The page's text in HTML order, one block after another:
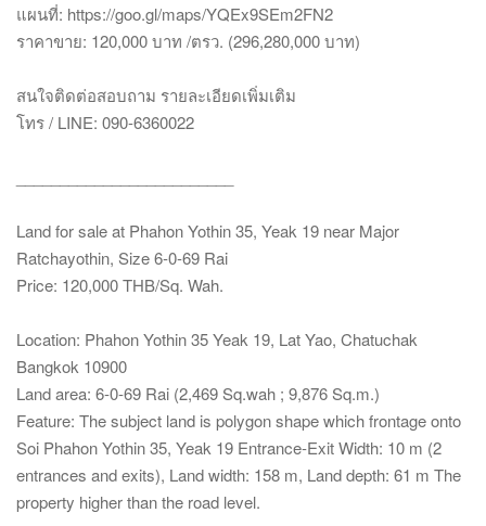
แผนที่: https://goo.gl/maps/YQEx9SEm2FN2
ราคาขาย: 120,000 บาท /ตรว. (296,280,000 บาท)
สนใจติดต่อสอบถาม รายละเอียดเพิ่มเติม
โทร / LINE: 090-6360022
Land for sale at Phahon Yothin 35, Yeak 19 near Major
Ratchayothin, Size 6‑0‑69 Rai
Price: 120,000 THB/Sq. Wah.
Location: Phahon Yothin 35 Yeak 19, Lat Yao, Chatuchak
Bangkok 10900
Land area: 6‑0‑69 Rai (2,469 Sq.wah ; 9,876 Sq.m.)
Feature: The subject land is polygon shape which frontage onto
Soi Phahon Yothin 35, Yeak 19 Entrance‑Exit Width: 10 m (2
entrances and exits), Land width: 158 m, Land depth: 61 m The
property higher than the road level.